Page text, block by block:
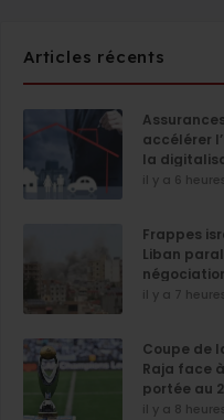
Articles récents
accélérer
la
il y a 6
Frappes
Liban
il y a 7
Coupe de
Raja face
portée au
il y a 8